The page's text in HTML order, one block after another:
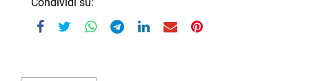
Condividi su: